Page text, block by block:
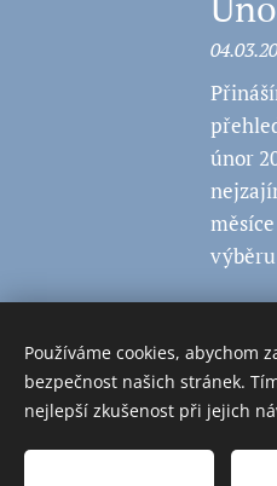
únor
Obrázky
Používáme cookies, abychom
bezpečnost našich stránek.
nejlepší zkušenost při jejich